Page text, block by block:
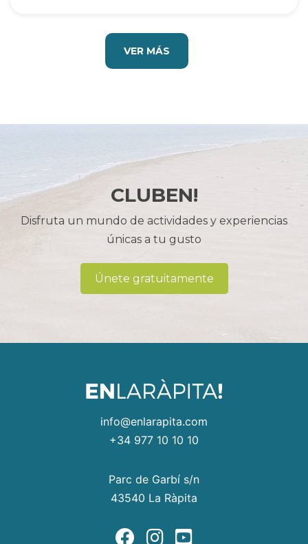
VER MÁS
CLUBEN!
Disfruta un mundo de actividades y experiencias
únicas a tu gusto
Únete gratuitamente
info@enlarapita.com
+34 977 10 10 10
Parc de Garbí s/n
43540 La Ràpita